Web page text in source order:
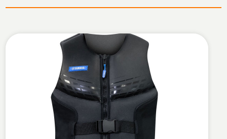
40€ 220€
CATEGORÍAS
ROPA Y ACCESORIOS
DEPORTES ACUÁTICOS